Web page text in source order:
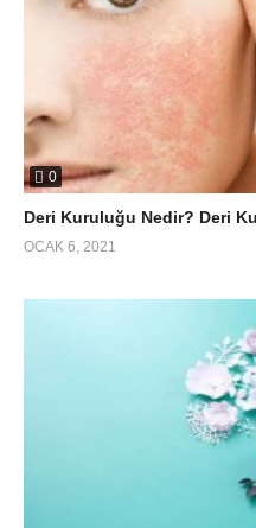
0
Deri Kuruluğu Nedir? Deri
OCAK 6, 2021